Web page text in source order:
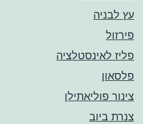
עץ לבניה
פירזול
פליז לאינסטלציה
פלסאון
צינור פוליאתילן
צנרת ביוב